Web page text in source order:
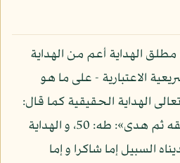
الهداية أعم من الهداية
الاعتبارية - على ما هو
الهداية الحقيقية كما قال:
«الذي أعطى كل شيء خلقه ثم هدى»: طه: 50، و الهداية
السبيل إما شاكرا و إما